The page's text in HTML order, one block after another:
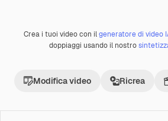
PremiumCreata con IA
Crea i tuoi video con ilgeneratore di video
doppiaggi usando il nostro
Modifica video Ricrea